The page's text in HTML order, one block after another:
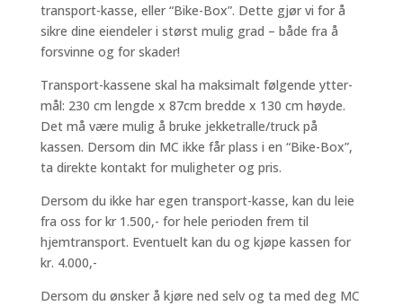
transport-kasse, eller “Bike-Box”. Dette gjør vi for å
sikre dine eiendeler i størst mulig grad – både fra å
forsvinne og for skader!
Transport-kassene skal ha maksimalt følgende ytter-
mål: 230 cm lengde x 87cm bredde x 130 cm høyde.
Det må være mulig å bruke jekketralle/truck på
kassen. Dersom din MC ikke får plass i en “Bike-Box”,
ta direkte kontakt for muligheter og pris.
Dersom du ikke har egen transport-kasse, kan du leie
fra oss for kr 1.500,- for hele perioden frem til
hjemtransport. Eventuelt kan du og kjøpe kassen for
kr. 4.000,-
Dersom du ønsker å kjøre ned selv og ta med deg MC